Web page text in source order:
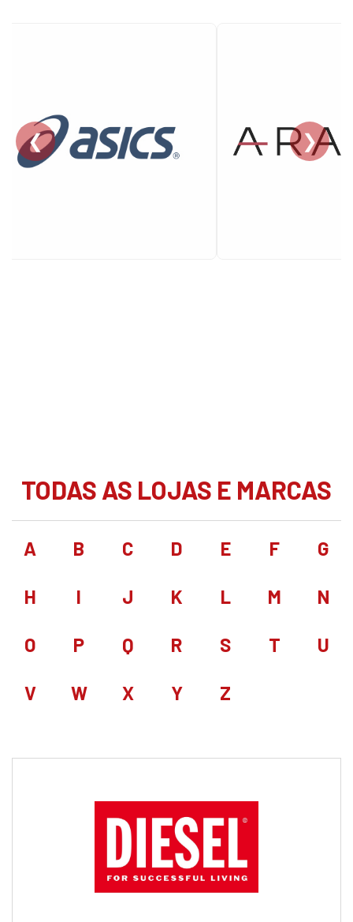
❮ ❯
TODAS AS LOJAS E MARCAS
A B C D E F G
H I J K L M N
O P Q R S T U
V W X Y Z